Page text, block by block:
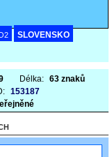
SLOVENSKO
Délka: 63 znaků
153187